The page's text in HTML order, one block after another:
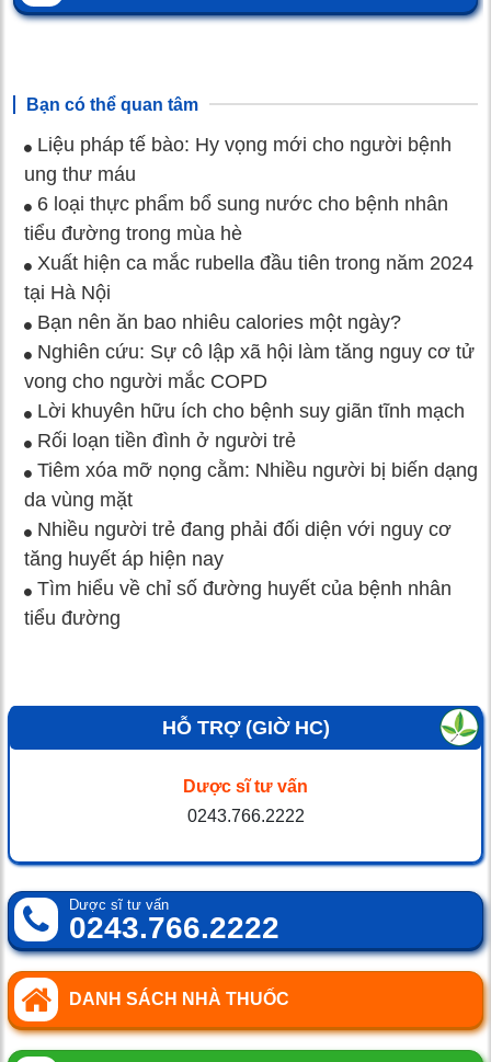
Bạn có thể quan tâm
Liệu pháp tế bào: Hy vọng mới cho người bệnh
ung thư máu
6 loại thực phẩm bổ sung nước cho bệnh nhân
tiểu đường trong mùa hè
Xuất hiện ca mắc rubella đầu tiên trong năm 2024
tại Hà Nội
Bạn nên ăn bao nhiêu calories một ngày?
Nghiên cứu: Sự cô lập xã hội làm tăng nguy cơ tử
vong cho người mắc COPD
Lời khuyên hữu ích cho bệnh suy giãn tĩnh mạch
Rối loạn tiền đình ở người trẻ
Tiêm xóa mỡ nọng cằm: Nhiều người bị biến dạng
da vùng mặt
Nhiều người trẻ đang phải đối diện với nguy cơ
tăng huyết áp hiện nay
Tìm hiểu về chỉ số đường huyết của bệnh nhân
tiểu đường
HỖ TRỢ (GIỜ HC)
Dược sĩ tư vấn
0243.766.2222
Dược sĩ tư vấn
0243.766.2222
DANH SÁCH NHÀ THUỐC